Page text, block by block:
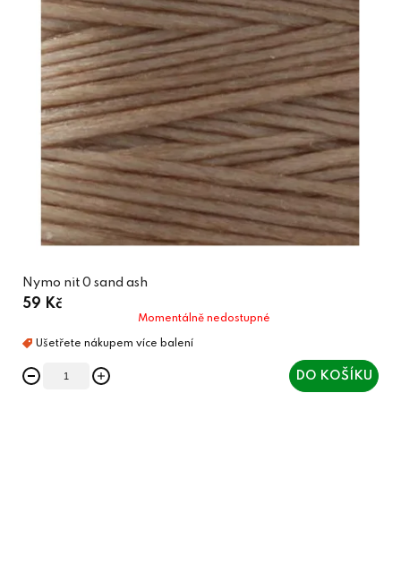
Nymo nit 0 sand ash
59 Kč
Momentálně nedostupné
DO KOŠÍKU